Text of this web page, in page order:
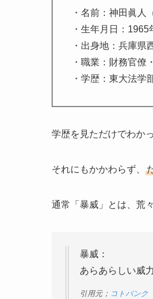
・名前：神田眞人
・生年月日：
・出身地：兵庫県
・職業：財務官僚
・学歴：東大法
学歴を見ただけでわか
それにもかかわらず、
通常「暴威」とは、荒
暴威：
あらあらしい威
引用元； コトバンク